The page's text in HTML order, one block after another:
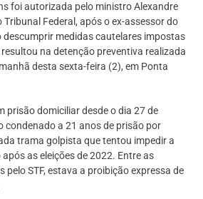
foi autorizada pelo ministro Alexandre
Tribunal Federal, após o ex-assessor do
medidas cautelares impostas
na detenção preventiva realizada
desta sexta-feira (2), em Ponta
prisão domiciliar desde o dia 27 de
condenado a 21 anos de prisão por
trama golpista que tentou impedir a
as eleições de 2022. Entre as
pelo STF, estava a proibição expressa de